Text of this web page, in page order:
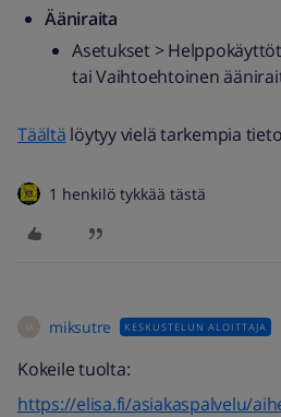
Ääniraita
Asetukset >
tai Vaihtoehtoinen
Täältä löytyy vielä tarkempia
1 henkilö tykkää tästä
miksutre KESKUSTELUN ALOITTAJA
Kokeile tuolta:
https://elisa.fi/asiakaspalvelu/